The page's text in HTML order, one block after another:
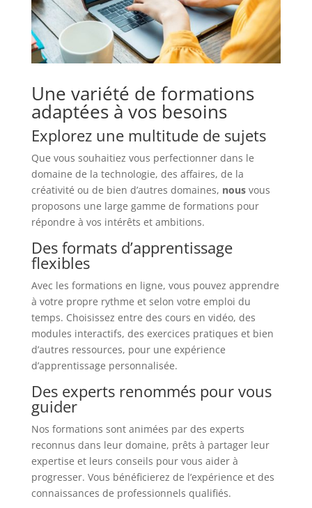
Une variété de formations
adaptées à vos besoins
Explorez une multitude de sujets
Que vous souhaitiez vous perfectionner dans le
domaine de la technologie, des affaires, de la
créativité ou de bien d’autres domaines, nousvous
proposons une large gamme de formations pour
répondre à vos intérêts et ambitions.
Des formats d’apprentissage
flexibles
Avec les formations en ligne, vous pouvez apprendre
à votre propre rythme et selon votre emploi du
temps. Choisissez entre des cours en vidéo, des
modules interactifs, des exercices pratiques et bien
d’autres ressources, pour une expérience
d’apprentissage personnalisée.
Des experts renommés pour vous
guider
Nos formations sont animées par des experts
reconnus dans leur domaine, prêts à partager leur
expertise et leurs conseils pour vous aider à
progresser. Vous bénéficierez de l’expérience et des
connaissances de professionnels qualifiés.